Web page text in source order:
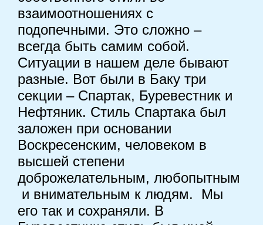
взаимоотношениях с
подопечными. Это сложно –
всегда быть самим собой.
Ситуации в нашем деле бывают
разные. Вот были в Баку три
секции – Спартак, Буревестник и
Нефтяник. Стиль Спартака был
заложен при основании
Воскресенским, человеком в
высшей степени
доброжелательным, любопытным
и внимательным к людям. Мы
его так и сохраняли. В